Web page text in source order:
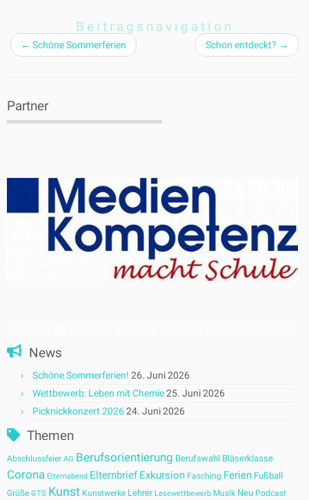
Beitragsnavigation
← Schöne Sommerferien Schon entdeckt? →
Partner
News
Schöne Sommerferien! 26. Juni 2026
Wettbewerb: Leben mit Chemie25. Juni 2026
Picknickkonzert 202624. Juni 2026
Themen
Abschlussfeier AG Berufsorientierung Berufswahl Bläserklasse
Corona Elternabend Elternbrief Exkursion Fasching Ferien Fußball
Grüße GTS Kunst Kunstwerke Lehrer Lesewettbewerb Musik Neu Podcast